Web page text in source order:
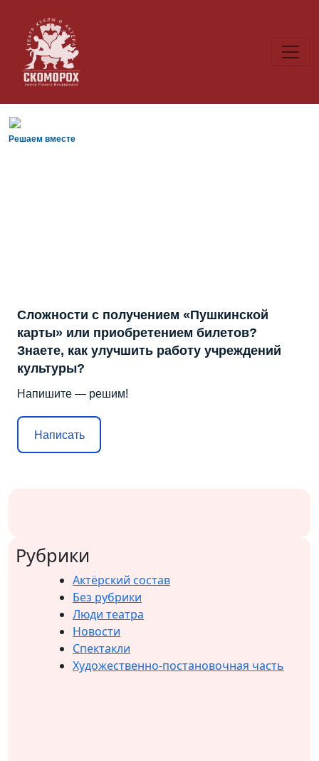
Решаем вместе
Сложности с получением «Пушкинской
карты» или приобретением билетов?
Знаете, как улучшить работу учреждений
культуры?
Напишите — решим!
Написать
Рубрики
Актёрский состав
Без рубрики
Люди театра
Новости
Спектакли
Художественно-постановочная часть